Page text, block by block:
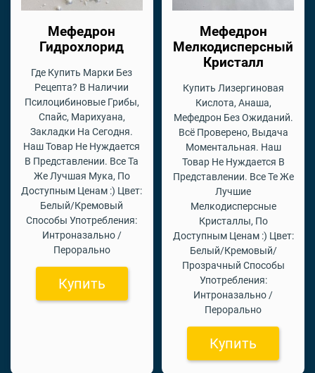
Мефедрон
Гидрохлорид
Где Купить Марки Без
Рецепта? В Наличии
Псилоцибиновые Грибы,
Спайс, Марихуана,
Закладки На Сегодня.
Наш Товар Не Нуждается
В Представлении. Все Та
Же Лучшая Мука, По
Доступным Ценам :) Цвет:
Белый/Кремовый
Способы Употребления:
Интроназально /
Перорально
Купить
Мефедрон
Мелкодисперсный
Кристалл
Купить Лизергиновая
Кислота, Анаша,
Мефедрон Без Ожиданий.
Всё Проверено, Выдача
Моментальная. Наш
Товар Не Нуждается В
Представлении. Все Те Же
Лучшие
Мелкодисперсные
Кристаллы, По
Доступным Ценам :) Цвет:
Белый/Кремовый/
Прозрачный Способы
Употребления:
Интроназально /
Перорально
Купить